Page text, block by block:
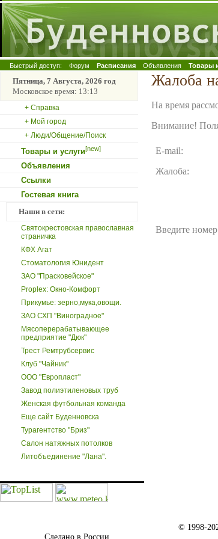
Быстрый доступ: Форум Расписания Объявления Товары
Пятница, 7 Августа, 2026 год
Московское время: 13:13
+ Справка
+ Мой город
+ Люди/Общение/Поиск
Товары и услуги[new]
Объявления
Ссылки
Гостевая книга
Наши в сети:
Святокрестовская православная
страничка
КФХ Агат
Стоматология Юнидент
ЗАО "Прасковейское"
Proplex: Окно-Комфорт
Прикумье: зерно,мука,овощи.
ЗАО СХП "Виноградное"
Мясоперерабатывающее
предприятие "Дюк"
Трест Ремтрубсервис
Клуб "Чайник"
ООО "Европласт"
Завод полиэтиленовых труб
Женская футбольная команда
Еще сайт Буденновска
Турагентство "Бриз"
Салон натяжных потолков
Литобъединение "Лана".
Жалоба
На время
Внимание! Поля
E-mail:
Жалоба:
Введите
Сделано в России.
© 1998-